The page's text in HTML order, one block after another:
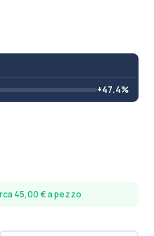
+47.4%
45,00 € a pezzo